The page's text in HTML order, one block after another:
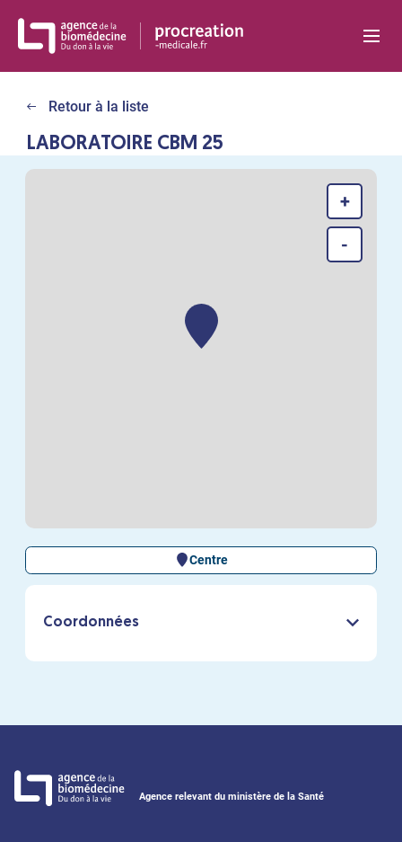
Retour à la liste
LABORATOIRE CBM 25
+
-
Centre
Coordonnées
Agence relevant du ministère de la Santé